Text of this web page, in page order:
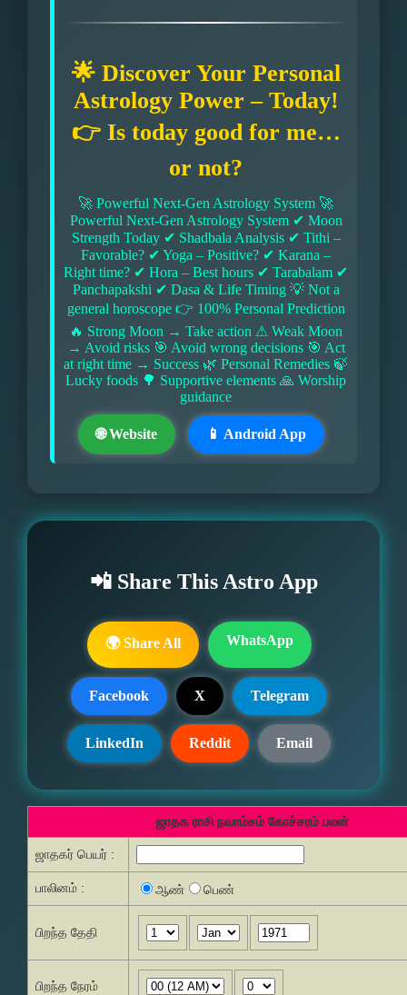
🌟 Discover Your Personal
Astrology Power – Today!
👉 Is today good for me…
or not?
🚀 Powerful Next-Gen Astrology System 🚀
Powerful Next-Gen Astrology System ✔ Moon
Strength Today ✔ Shadbala Analysis ✔ Tithi –
Favorable? ✔ Yoga – Positive? ✔ Karana –
Right time? ✔ Hora – Best hours ✔ Tarabalam ✔
Panchapakshi ✔ Dasa & Life Timing 💡 Not a
general horoscope 👉 100% Personal Prediction
🔥 Strong Moon → Take action ⚠ Weak Moon
→ Avoid risks 🎯 Avoid wrong decisions 🎯 Act
at right time → Success 🌿 Personal Remedies 🍃
Lucky foods 🌳 Supportive elements 🙏 Worship
guidance
🌐 Website 📱 Android App
📲 Share This Astro App
🌍 Share All WhatsApp
Facebook X Telegram
LinkedIn Reddit Email
ஜாதக ராசி நவாம்சம் கோச்சரம் பலன்
ஜாதகர் பெயர் :
பாலினம் : ஆண் பெண்
பிறந்த தேதி
பிறந்த நேரம்